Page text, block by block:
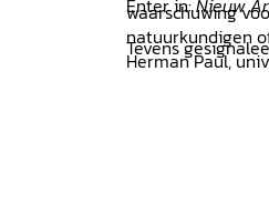
waarschuwing
natuurkundigen
Herman Paul,
dat zijn artikel
Enter in:Nieuw
Tevens